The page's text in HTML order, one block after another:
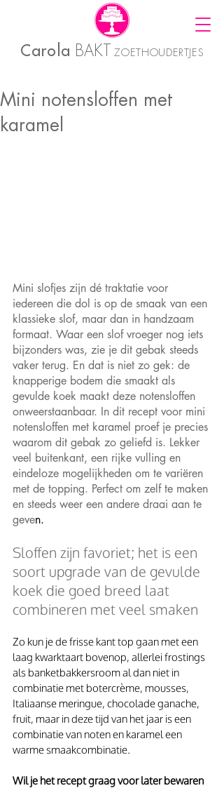
Carola BAKT ZOETHOUDERTJES
Mini notensloffen met
karamel
Mini slofjes zijn dé traktatie voor
iedereen die dol is op de smaak van een
klassieke slof, maar dan in handzaam
formaat. Waar een slof vroeger nog iets
bijzonders was, zie je dit gebak steeds
vaker terug. En dat is niet zo gek: de
knapperige bodem die smaakt als
gevulde koek maakt deze notensloffen
onweerstaanbaar. In dit recept voor mini
notensloffen met karamel proef je precies
waarom dit gebak zo geliefd is. Lekker
veel buitenkant, een rijke vulling en
eindeloze mogelijkheden om te variëren
met de topping. Perfect om zelf te maken
en steeds weer een andere draai aan te
geven.
Sloffen zijn favoriet; het is een
soort upgrade van de gevulde
koek die goed breed laat
combineren met veel smaken
Zo kun je de frisse kant top gaan met een
laag kwarktaart bovenop, allerlei frostings
als banketbakkersroom al dan niet in
combinatie met botercrème, mousses,
Italiaanse meringue, chocolade ganache,
fruit, maar in deze tijd van het jaar is een
combinatie van noten en karamel een
warme smaakcombinatie.
Wil je het recept graag voor later bewaren